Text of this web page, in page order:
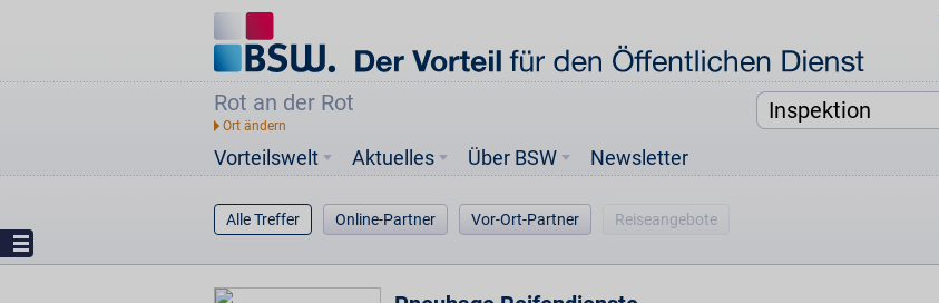
Rot an der Rot
Vorteilswelt Aktuelles Über BSW Newsletter
Alle Treffer Online-Partner Vor-Ort-Partner Reiseangebote